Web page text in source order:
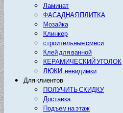
Ламинат
ФАСАДНАЯ ПЛИТКА
Мозайка
Клинкер
строительные смеси
Клей для ванной
КЕРАМИЧЕСКИЙ УГОЛОК
ЛЮКИ-невидимки
Для клиентов
ПОЛУЧИТЬ СКИДКУ
Доставка
Подъем на этаж